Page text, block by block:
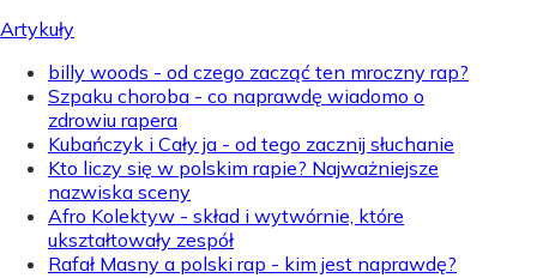
Artykuły
billy woods - od czego zacząć ten mroczny rap?
Szpaku choroba - co naprawdę wiadomo o
zdrowiu rapera
Kubańczyk i Cały ja - od tego zacznij słuchanie
Kto liczy się w polskim rapie? Najważniejsze
nazwiska sceny
Afro Kolektyw - skład i wytwórnie, które
ukształtowały zespół
Rafał Masny a polski rap - kim jest naprawdę?